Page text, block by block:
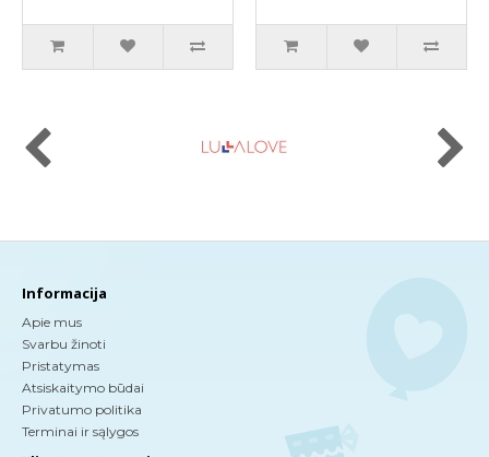
Informacija
Apie mus
Svarbu žinoti
Pristatymas
Atsiskaitymo būdai
Privatumo politika
Terminai ir sąlygos